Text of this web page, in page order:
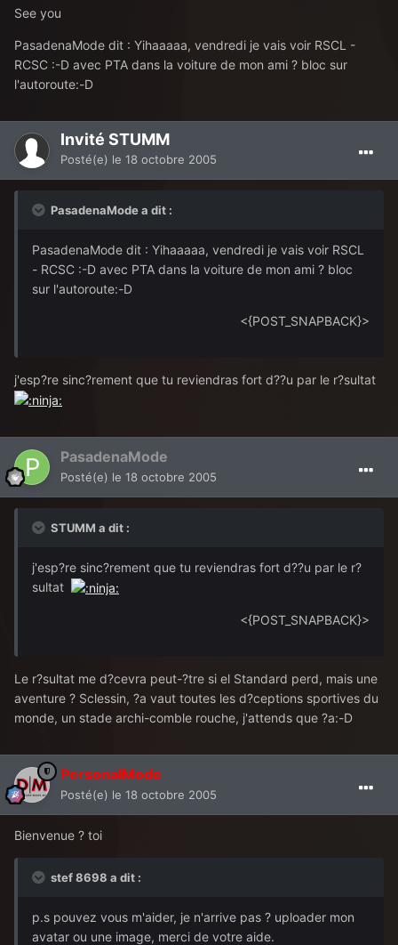
See you
PasadenaMode dit : Yihaaaaa, vendredi je vais voir RSCL -
RCSC :-D avec PTA dans la voiture de mon ami ? bloc sur
l'autoroute:-D
Invité STUMM
Posté(e) le 18 octobre 2005
PasadenaMode a dit :
PasadenaMode dit : Yihaaaaa, vendredi je vais voir RSCL
- RCSC :-D avec PTA dans la voiture de mon ami ? bloc
sur l'autoroute:-D
<{POST_SNAPBACK}>
j'esp?re sinc?rement que tu reviendras fort d??u par le r?sultat
PasadenaMode
Posté(e) le 18 octobre 2005
STUMM a dit :
j'esp?re sinc?rement que tu reviendras fort d??u par le r?
sultat
<{POST_SNAPBACK}>
Le r?sultat me d?cevra peut-?tre si el Standard perd, mais une
aventure ? Sclessin, ?a vaut toutes les d?ceptions sportives du
monde, un stade archi-comble rouche, j'attends que ?a:-D
PersonalMode
Posté(e) le 18 octobre 2005
Bienvenue ? toi
stef 8698 a dit :
p.s pouvez vous m'aider, je n'arrive pas ? uploader mon
avatar ou une image, merci de votre aide.